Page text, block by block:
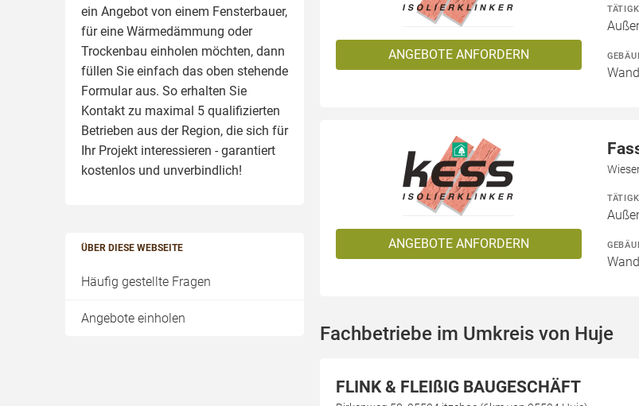
ein Angebot von einem Fensterbauer,
für eine Wärmedämmung oder
Trockenbau einholen möchten, dann
füllen Sie einfach das oben stehende
Formular aus. So erhalten Sie
Kontakt zu maximal 5 qualifizierten
Betrieben aus der Region, die sich für
Ihr Projekt interessieren - garantiert
kostenlos und unverbindlich!
ÜBER DIESE WEBSEITE
Häufig gestellte Fragen
Angebote einholen
ANGEBOTE ANFORDERN
ANGEBOTE ANFORDERN
Fachbetriebe im Umkreis von Huje
FLINK & FLEIßIG BAUGESCHÄFT